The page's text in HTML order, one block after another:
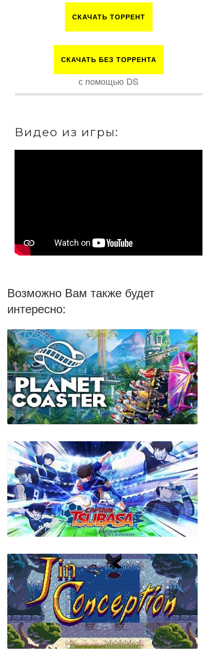
СКАЧАТЬ ТОРРЕНТ
СКАЧАТЬ БЕЗ ТОРРЕНТА
с помощью DS
Видео из игры:
Возможно Вам также будет
интересно:
Planet Coaster + все DLC + русская
Captain Tsubasa: Rise of New Champions